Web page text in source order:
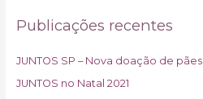
Publicações recentes
JUNTOS SP – Nova doação de pães
JUNTOS no Natal 2021